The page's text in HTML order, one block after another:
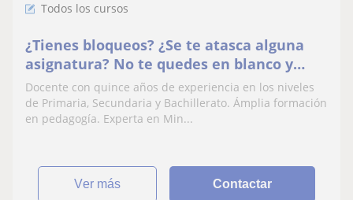
Todos los cursos
¿Tienes bloqueos? ¿Se te atasca alguna
asignatura? No te quedes en blanco y
llámanos. Preparamos todos los niveles,
aprobar es fácil si sabes cómo
Docente con quince años de experiencia en los niveles
de Primaria, Secundaria y Bachillerato. Ámplia formación
en pedagogía. Experta en Min...
ver más Contactar